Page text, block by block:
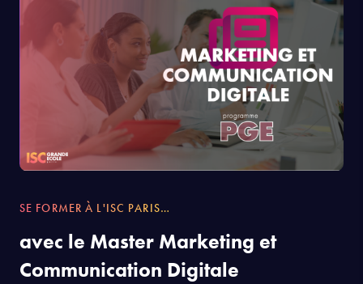
SE FORMER À L'ISC PARIS…
avec le Master Marketing et
Communication Digitale